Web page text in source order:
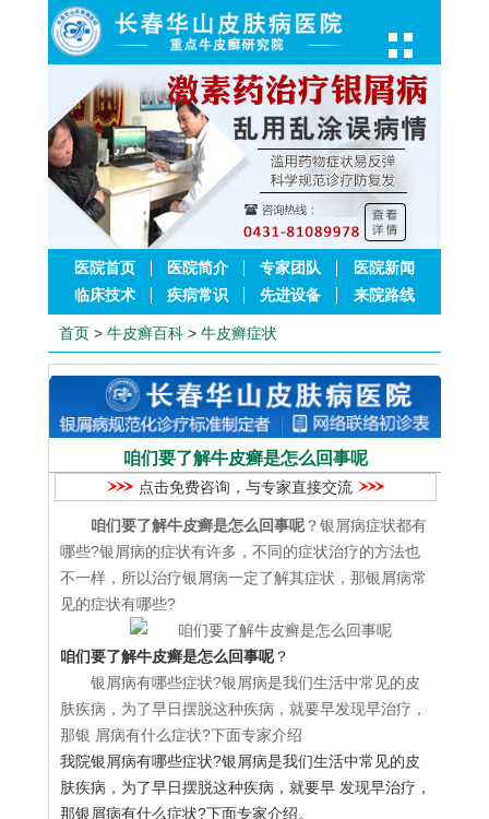
医院首页 医院简介 专家团队
医院新闻
临床技术
疾病常识 先进设备 来院路线
首页 > 牛皮癣百科 > 牛皮癣症状
咱们要了解牛皮癣是怎么回事呢
点击免费咨询，与专家直接交流
咱们要了解牛皮癣是怎么回事呢 ？银屑病症状都有
哪些?银屑病的症状有许多，不同的症状治疗的方法也
不一样，所以治疗银屑病一定了解其症状，那银屑病常
见的症状有哪些?
咱们要了解牛皮癣是怎么回事呢 ？
银屑病有哪些症状?银屑病是我们生活中常见的皮
肤疾病，为了早日摆脱这种疾病，就要早发现早治疗，
那银 屑病有什么症状?下面专家介绍
我院银屑病有哪些症状?银屑病是我们生活中常见的皮
肤疾病，为了早日摆脱这种疾病，就要早 发现早治疗，
那银屑病有什么症状?下面专家介绍。